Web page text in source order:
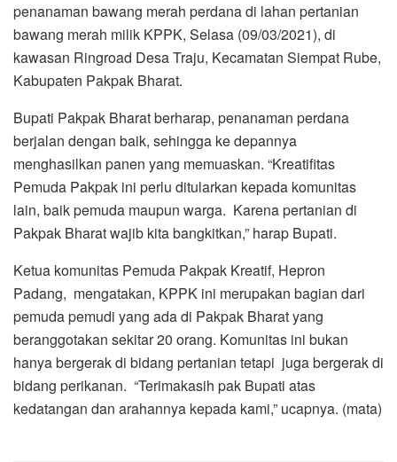
penanaman bawang merah perdana di lahan pertanian
bawang merah milik KPPK, Selasa (09/03/2021), di
kawasan Ringroad Desa Traju, Kecamatan Siempat Rube,
Kabupaten Pakpak Bharat.
Bupati Pakpak Bharat berharap, penanaman perdana
berjalan dengan baik, sehingga ke depannya
menghasilkan panen yang memuaskan. “Kreatifitas
Pemuda Pakpak ini perlu ditularkan kepada komunitas
lain, baik pemuda maupun warga. Karena pertanian di
Pakpak Bharat wajib kita bangkitkan,” harap Bupati.
Ketua komunitas Pemuda Pakpak Kreatif, Hepron
Padang, mengatakan, KPPK ini merupakan bagian dari
pemuda pemudi yang ada di Pakpak Bharat yang
beranggotakan sekitar 20 orang. Komunitas ini bukan
hanya bergerak di bidang pertanian tetapi juga bergerak di
bidang perikanan. “Terimakasih pak Bupati atas
kedatangan dan arahannya kepada kami,” ucapnya. (mata)